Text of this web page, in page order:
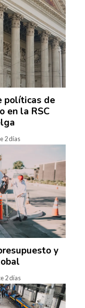
políticas de
en la RSC
2 días
y
2 días